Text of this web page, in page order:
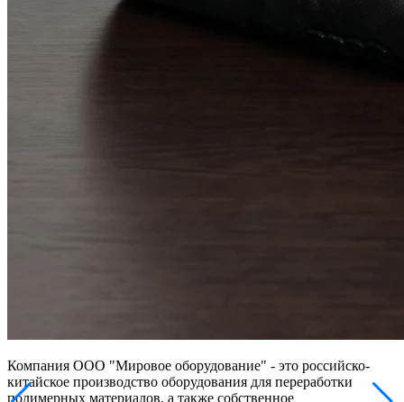
Компания ООО "Мировое оборудование" - это российско-
китайское производство оборудования для переработки
полимерных материалов, а также собственное